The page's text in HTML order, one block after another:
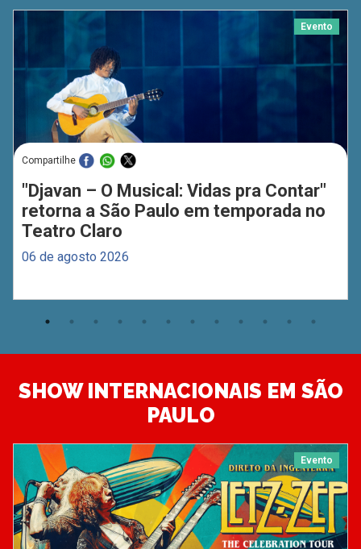
Evento
Compartilhe
"Djavan – O Musical: Vidas pra Contar"
retorna a São Paulo em temporada no
Teatro Claro
06 de agosto 2026
SHOW INTERNACIONAIS EM SÃO
PAULO
Evento